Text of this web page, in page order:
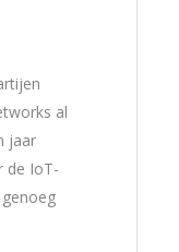
al
jaar
de IoT-